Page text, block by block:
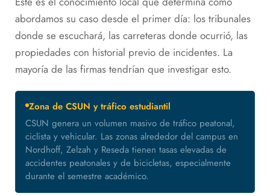
abordamos su caso desde el primer día: los tribunales
donde se escuchará, las carreteras donde ocurrió, las
propiedades con historial previo de incidentes. La
mayoría de las firmas tendrían que investigar esto.
Zona de CSUN y tráfico estudiantil
CSUN genera un volumen masivo de tráfico peatonal,
ciclista y vehicular. Las zonas alrededor del campus en
Nordhoff, Zelzah y Reseda tienen tasas elevadas de
accidentes peatonales y de bicicletas, especialmente
durante el semestre académico.